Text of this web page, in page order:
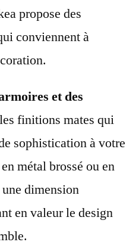
propose des
conviennent à
et des
finitions mates qui
sophistication à votre
métal brossé ou en
dimension
en valeur le design